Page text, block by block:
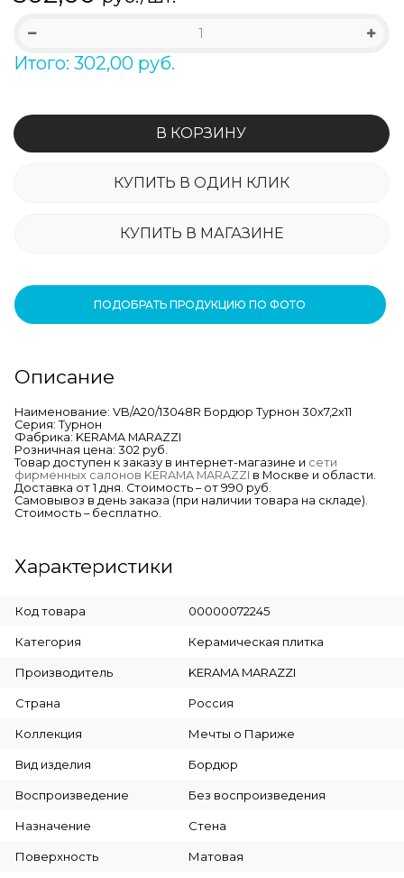
Итого: 302,00 руб.
В КОРЗИНУ
КУПИТЬ В ОДИН КЛИК
КУПИТЬ В МАГАЗИНЕ
ПОДОБРАТЬ ПРОДУКЦИЮ ПО ФОТО
Описание
Наименование: VB/A20/13048R Бордюр Турнон 30х7,2х11
Серия: Турнон
Фабрика: KERAMA MARAZZI
Розничная цена: 302 руб.
Товар доступен к заказу в интернет-магазине и сети
фирменных салонов KERAMA MARAZZI в Москве и области.
Доставка от 1 дня. Стоимость – от 990 руб.
Самовывоз в день заказа (при наличии товара на складе).
Стоимость – бесплатно.
Характеристики
Код товара 00000072245
Категория Керамическая плитка
Производитель KERAMA MARAZZI
Страна Россия
Коллекция Мечты о Париже
Вид изделия Бордюр
Воспроизведение Без воспроизведения
Назначение Стена
Поверхность Матовая